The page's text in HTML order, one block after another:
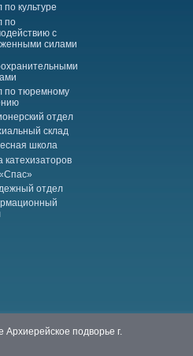
по культуре
по
с
силами
по тюремному
отдел
склад
школа
катехизаторов
отдел
подворье г.